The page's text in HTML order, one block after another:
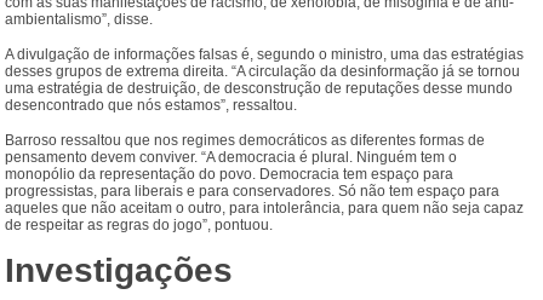
ambientalismo”, disse.
A divulgação de informações falsas é, segundo o ministro, uma das estratégias
desses grupos de extrema direita. “A circulação da desinformação já se tornou
uma estratégia de destruição, de desconstrução de reputações desse mundo
desencontrado que nós estamos”, ressaltou.
Barroso ressaltou que nos regimes democráticos as diferentes formas de
pensamento devem conviver. “A democracia é plural. Ninguém tem o
monopólio da representação do povo. Democracia tem espaço para
progressistas, para liberais e para conservadores. Só não tem espaço para
aqueles que não aceitam o outro, para intolerância, para quem não seja capaz
de respeitar as regras do jogo”, pontuou.
Investigações